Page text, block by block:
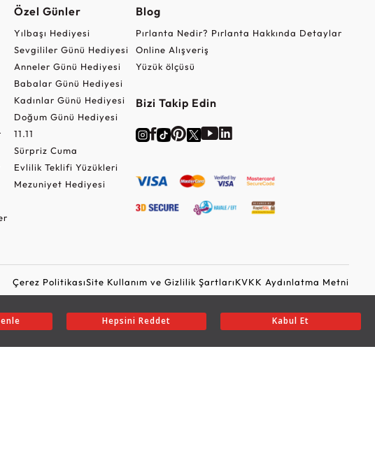
Hepsini Reddet Kabul Et
Özel Günler
Yılbaşı Hediyesi
Sevgililer Günü Hediyesi
Anneler Günü Hediyesi
Babalar Günü Hediyesi
Kadınlar Günü Hediyesi
Doğum Günü Hediyesi
11.11
Sürpriz Cuma
Evlilik Teklifi Yüzükleri
Mezuniyet Hediyesi
Blog
Pırlanta Nedir? Pırlanta Hakkında Detaylar
Online Alışveriş
Yüzük ölçüsü
Bizi Takip Edin
Çerez PolitikasıSite Kullanım ve Gizlilik ŞartlarıKVKK Aydınlatma Metni